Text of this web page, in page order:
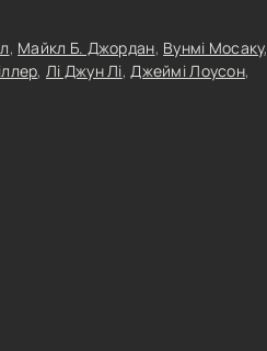
, Майкл Б. Джордан, Вунмі Мосаку,
, Лі Джун Лі,Джеймі Лоусон,